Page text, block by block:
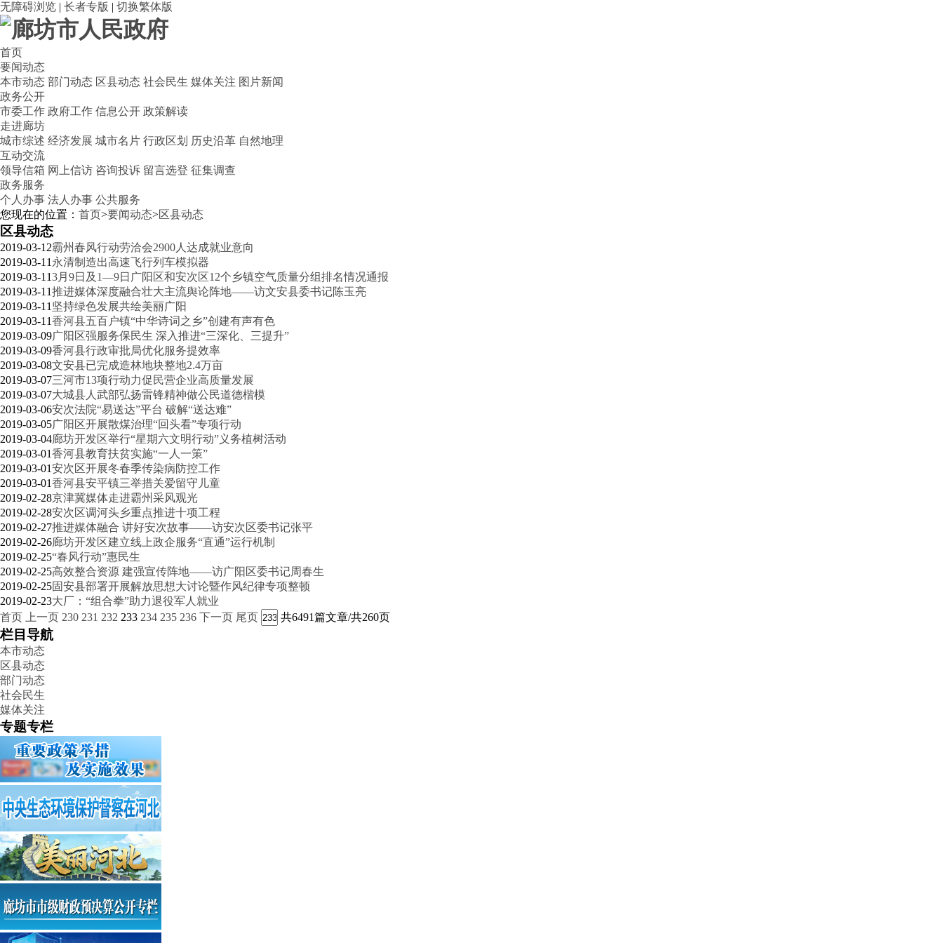
无障碍浏览 | 长者专版 | 切换繁体版
首页
要闻动态
本市动态 部门动态 区县动态 社会民生 媒体关注 图片新闻
政务公开
市委工作 政府工作 信息公开 政策解读
走进廊坊
城市综述 经济发展 城市名片 行政区划 历史沿革 自然地理
互动交流
领导信箱 网上信访 咨询投诉 留言选登 征集调查
政务服务
个人办事 法人办事 公共服务
您现在的位置： 首页>要闻动态>区县动态
区县动态
2019-03-12霸州春风行动劳洽会2900人达成就业意向
2019-03-11 永清制造出高速飞行列车模拟器
2019-03-113月9日及1—9日广阳区和安次区12个乡镇空气质量分组排名情况通报
2019-03-11推进媒体深度融合壮大主流舆论阵地——访文安县委书记陈玉亮
2019-03-11 坚持绿色发展共绘美丽广阳
2019-03-11香河县五百户镇“中华诗词之乡”创建有声有色
2019-03-09广阳区强服务保民生 深入推进“三深化、三提升”
2019-03-09香河县行政审批局优化服务提效率
2019-03-08文安县已完成造林地块整地2.4万亩
2019-03-07三河市13项行动力促民营企业高质量发展
2019-03-07大城县人武部弘扬雷锋精神做公民道德楷模
2019-03-06安次法院“易送达”平台 破解“送达难”
2019-03-05广阳区开展散煤治理“回头看”专项行动
2019-03-04廊坊开发区举行“星期六文明行动”义务植树活动
2019-03-01香河县教育扶贫实施“一人一策”
2019-03-01安次区开展冬春季传染病防控工作
2019-03-01香河县安平镇三举措关爱留守儿童
2019-02-28京津冀媒体走进霸州采风观光
2019-02-28安次区调河头乡重点推进十项工程
2019-02-27推进媒体融合 讲好安次故事——访安次区委书记张平
2019-02-26廊坊开发区建立线上政企服务“直通”运行机制
2019-02-25“春风行动”惠民生
2019-02-25高效整合资源 建强宣传阵地——访广阳区委书记周春生
2019-02-25固安县部署开展解放思想大讨论暨作风纪律专项整顿
2019-02-23大厂：“组合拳”助力退役军人就业
首页
上一页 230 231 232 233 234 235 236 下一页 尾页 共6491篇文章/共260页
栏目导航
本市动态
区县动态
部门动态
社会民生
媒体关注
专题专栏